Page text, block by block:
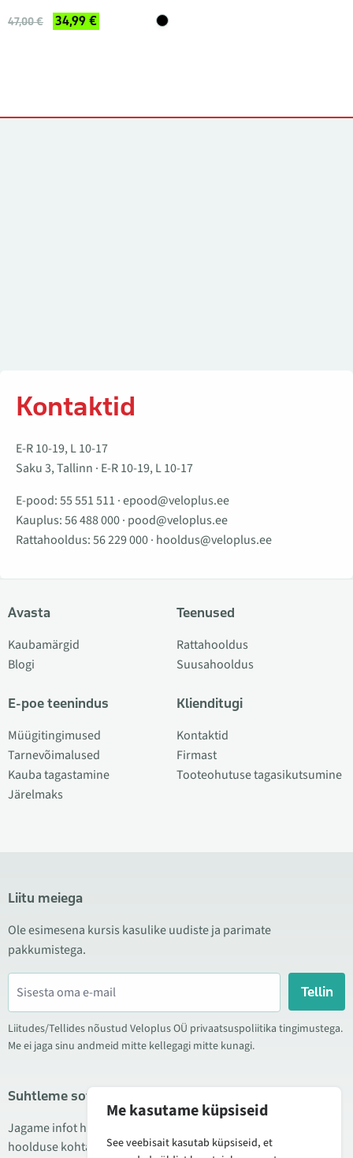
47,00 € 34,99 €
Kontaktid
E-R 10-19, L 10-17
Saku 3, Tallinn · E-R 10-19, L 10-17
E-pood:55 551 511 ·epood@veloplus.ee
Kauplus:56 488 000· pood@veloplus.ee
Rattahooldus:56 229 000· hooldus@veloplus.ee
Avasta
Kaubamärgid
Blogi
E-poe teenindus
Müügitingimused
Tarnevõimalused
Kauba tagastamine
Järelmaks
Teenused
Rattahooldus
Suusahooldus
Klienditugi
Kontaktid
Firmast
Tooteohutuse tagasikutsumine
Liitu meiega
Ole esimesena kursis kasulike uudiste ja parimate
pakkumistega.
Tellin
Liitudes/Tellides nõustud Veloplus OÜ privaatsuspoliitika tingimustega.
Me ei jaga sinu andmeid mitte kellegagi mitte kunagi.
Suhtleme sotsiaalmeedias
Jagame infot hea hinna kampaaniate, uute toodete ning
hoolduse kohta. Mõnikord teeme ka tooteülevaateid.
Me kasutame küpsiseid
See veebisait kasutab küpsiseid, et